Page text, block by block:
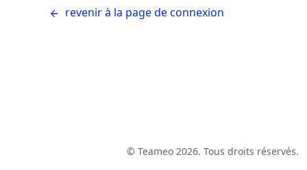
revenir à la page de connexion
© Teameo 2026. Tous droits réservés.